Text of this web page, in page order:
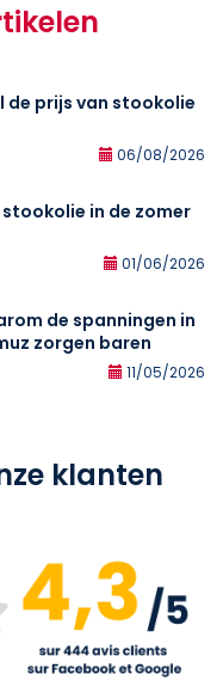
de prijs van stookolie
06/08/2026
in de zomer
01/06/2026
de spanningen in
zorgen baren
11/05/2026
klanten